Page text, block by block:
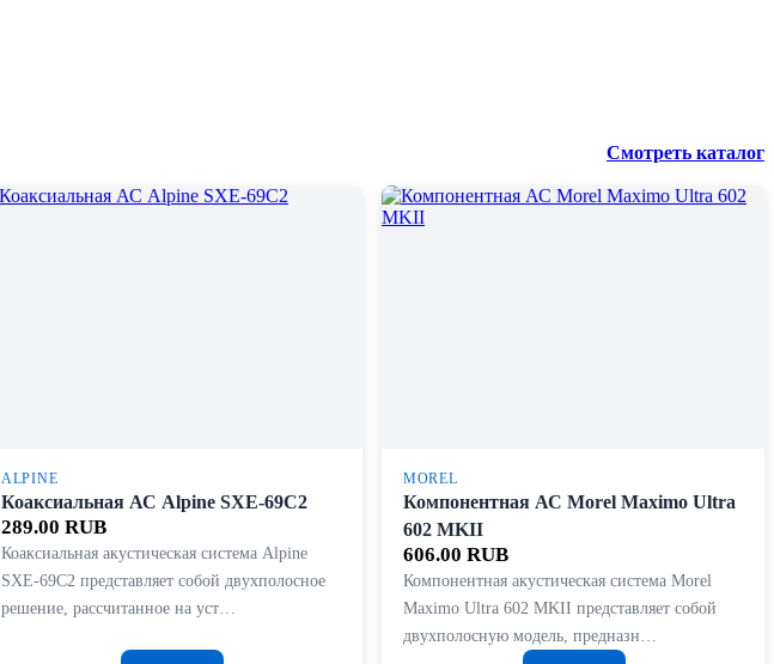
Смотреть каталог
ALPINE
Коаксиальная АС Alpine SXE-69C2
289.00 RUB
Коаксиальная акустическая система Alpine
SXE-69C2 представляет собой двухполосное
решение, рассчитанное на уст…
MOREL
Компонентная АС Morel Maximo Ultra
602 MKII
606.00 RUB
Компонентная акустическая система Morel
Maximo Ultra 602 MKII представляет собой
двухполосную модель, предназн…